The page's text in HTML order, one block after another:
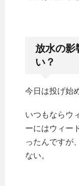
放水の影
い？
今日は投げ始
いつもならウ
ーにはウィー
ったんですが
ない。